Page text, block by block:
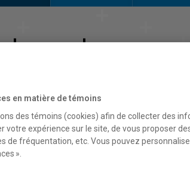
en
en matière de témoins
des témoins (cookies) afin de collecter des
votre expérience sur le site, de vous proposer
de fréquentation, etc. Vous pouvez
».